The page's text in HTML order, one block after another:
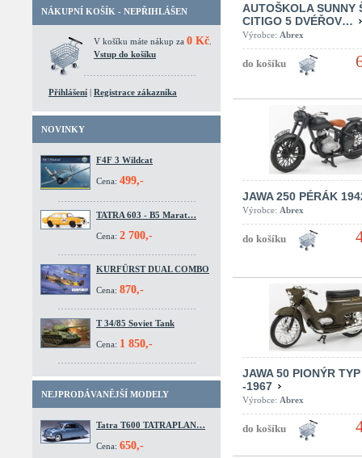
NÁKUPNÍ KOŠÍK - NEPŘIHLÁŠEN
V košíku máte nákup za 0 Kč
Vstup do košíku
Přihlášení | Registrace zákazníka
NOVINKY
F4F 3 Wildcat
Cena: 499,-
TATRA 603 - B5 Marat…
Cena: 2 700,-
KURFÜRST DUAL COMBO
Cena: 870,-
T 34/85 Soviet Tank
Cena: 1 850,-
NEJPRODÁVANĚJŠÍ MODELY
Tatra T600 TATRAPLAN…
Cena: 650,-
AUTOŠKOLA SUNNY
CITIGO 5 DVÉŘOV…
Výrobce: Abrex
JAWA 250 PÉRÁK
Výrobce: Abrex
JAWA 50 PIONÝR
-1967
Výrobce: Abrex